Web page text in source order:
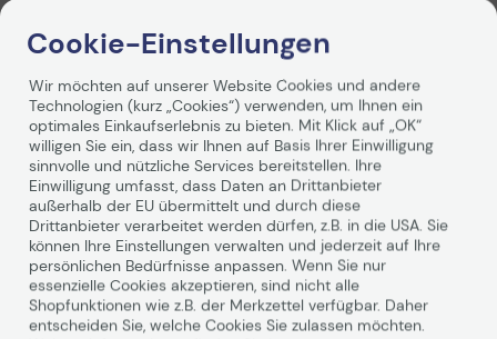
speziell entwickeltes und optimal abgestimmtes
Leistung und Lebensdauer.
Technische Daten
Cookie-Einstellungen
Wir möchten auf unserer Website Cookies und andere
Technologien (kurz „Cookies“) verwenden, um Ihnen ein
optimales Einkaufserlebnis zu bieten. Mit Klick auf „OK“
willigen Sie ein, dass wir Ihnen auf Basis Ihrer Einwilligung
sinnvolle und nützliche Services bereitstellen. Ihre
Einwilligung umfasst, dass Daten an Drittanbieter
außerhalb der EU übermittelt und durch diese
Drittanbieter verarbeitet werden dürfen, z.B. in die USA. Sie
können Ihre Einstellungen verwalten und jederzeit auf Ihre
persönlichen Bedürfnisse anpassen. Wenn Sie nur
essenzielle Cookies akzeptieren, sind nicht alle
Shopfunktionen wie z.B. der Merkzettel verfügbar. Daher
entscheiden Sie, welche Cookies Sie zulassen möchten.